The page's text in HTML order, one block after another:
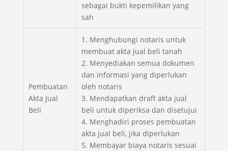
sebagai bukti kepemilikan yang
sah
Pembuatan
Akta Jual
Beli
1. Menghubungi notaris untuk
membuat akta jual beli tanah
2. Menyediakan semua dokumen
dan informasi yang diperlukan
oleh notaris
3. Mendapatkan draft akta jual
beli untuk diperiksa dan disetujui
4. Menghadiri proses pembuatan
akta jual beli, jika diperlukan
5. Membayar biaya notaris sesuai